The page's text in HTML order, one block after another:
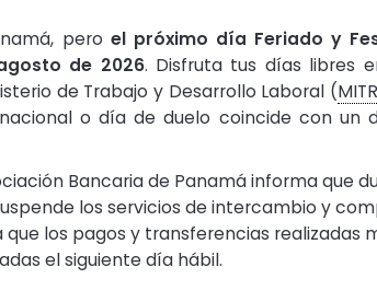
pero el próximo día Feriado y
de 2026. Disfruta tus días libres
de Trabajo y Desarrollo Laboral (
o día de duelo coincide con un
Bancaria de Panamá informa que
los servicios de intercambio y
que los pagos y transferencias realizadas
el siguiente día hábil.